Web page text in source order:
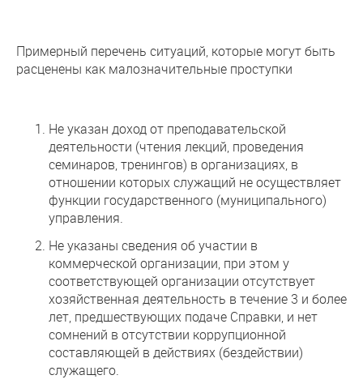
Примерный перечень ситуаций, которые могут быть
расценены как малозначительные проступки
Не указан доход от преподавательской
деятельности (чтения лекций, проведения
семинаров, тренингов) в организациях, в
отношении которых служащий не осуществляет
функции государственного (муниципального)
управления.
Не указаны сведения об участии в
коммерческой организации, при этом у
соответствующей организации отсутствует
хозяйственная деятельность в течение 3 и более
лет, предшествующих подаче Справки, и нет
сомнений в отсутствии коррупционной
составляющей в действиях (бездействии)
служащего.